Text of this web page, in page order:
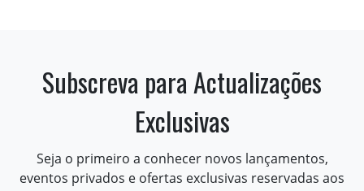
Subscreva para Actualizações
Exclusivas
Seja o primeiro a conhecer novos lançamentos,
eventos privados e ofertas exclusivas reservadas aos